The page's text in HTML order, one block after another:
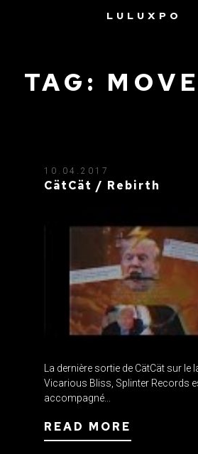
LULUXPO
TAG:
10.04.2017
CätCät / Rebirth
La dernière sortie de CätCät sur le
Vicarious Bliss, Splinter Records
accompagné...
READ MORE